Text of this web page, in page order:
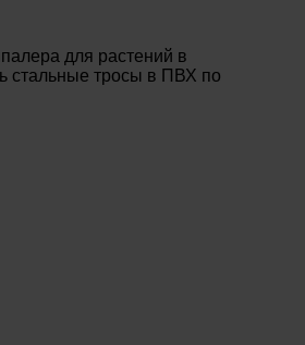
для растений в
стальные тросы в ПВХ по